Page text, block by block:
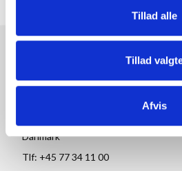
Tillad alle
Tillad
Afvis
RAMMESHOPPEN.DK
Rammeshoppen ApS
Danmark
Tlf: +45 77 34 11 00